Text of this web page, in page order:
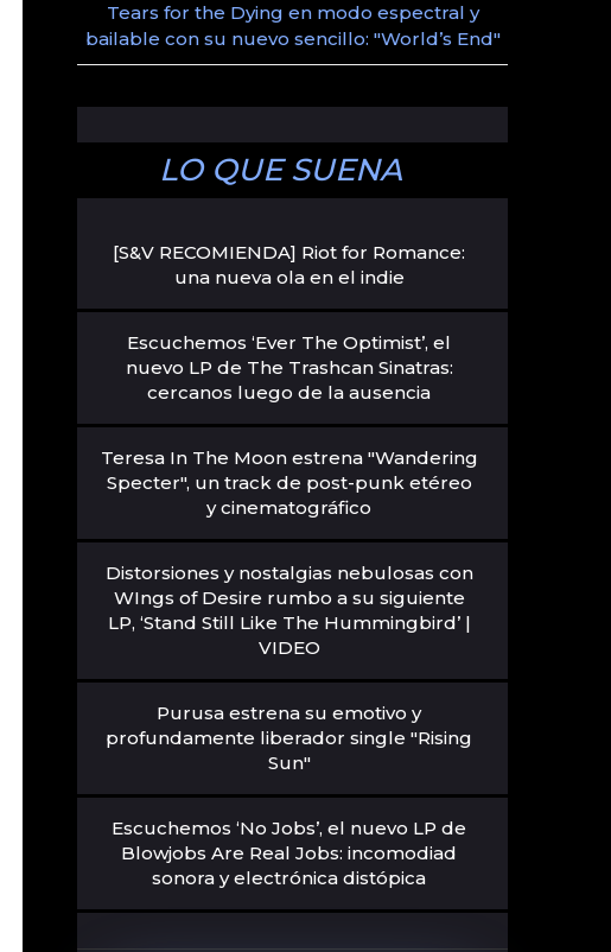
Tears for the Dying en modo espectral y
bailable con su nuevo sencillo: "World’s End"
LO QUE SUENA
[S&V RECOMIENDA] Riot for Romance:
una nueva ola en el indie
Escuchemos ‘Ever The Optimist’, el
nuevo LP de The Trashcan Sinatras:
cercanos luego de la ausencia
Teresa In The Moon estrena "Wandering
Specter", un track de post-punk etéreo
y cinematográfico
Distorsiones y nostalgias nebulosas con
WIngs of Desire rumbo a su siguiente
LP, ‘Stand Still Like The Hummingbird’ |
VIDEO
Purusa estrena su emotivo y
profundamente liberador single "Rising
Sun"
Escuchemos ‘No Jobs’, el nuevo LP de
Blowjobs Are Real Jobs: incomodiad
sonora y electrónica distópica